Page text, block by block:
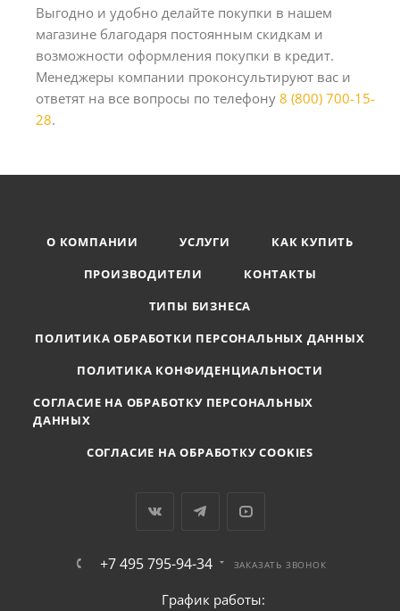
Выгодно и удобно делайте покупки в нашем
магазине благодаря постоянным скидкам и
возможности оформления покупки в кредит.
Менеджеры компании проконсультируют вас и
ответят на все вопросы по телефону 8 (800) 700-15-
28.
О КОМПАНИИ УСЛУГИ
КАК КУПИТЬ
ПРОИЗВОДИТЕЛИ
КОНТАКТЫ
ТИПЫ БИЗНЕСА
ПОЛИТИКА ОБРАБОТКИ ПЕРСОНАЛЬНЫХ ДАННЫХ
ПОЛИТИКА КОНФИДЕНЦИАЛЬНОСТИ
СОГЛАСИЕ НА ОБРАБОТКУ ПЕРСОНАЛЬНЫХ
ДАННЫХ
СОГЛАСИЕ НА ОБРАБОТКУ COOKIES
+7 495 795-94-34 ЗАКАЗАТЬ ЗВОНОК
График работы: